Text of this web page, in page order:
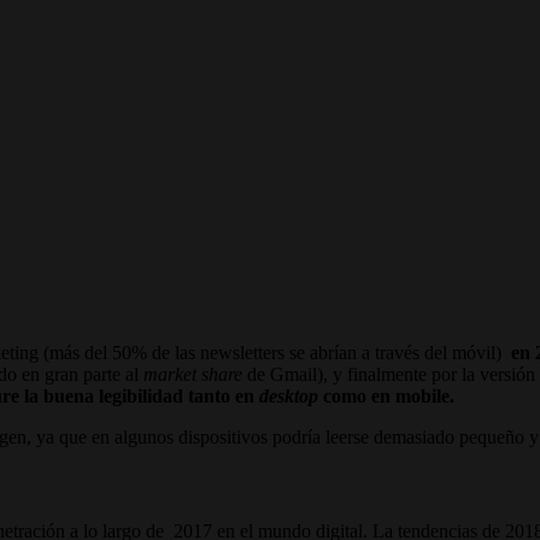
(más del 50% de las newsletters se abrían a través del móvil) en
en gran parte al market share de Gmail), y finalmente por la
la buena legibilidad tanto en desktop como en mobile.
ya que en algunos dispositivos podría leerse demasiado
a lo largo de 2017 en el mundo digital. La tendencias de